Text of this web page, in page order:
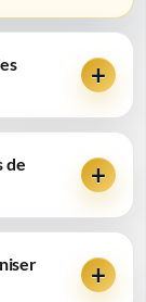
de